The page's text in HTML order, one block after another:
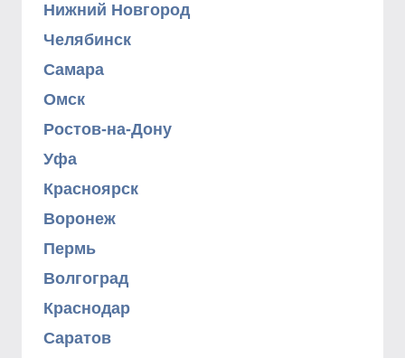
Нижний Новгород
Челябинск
Самара
Омск
Ростов-на-Дону
Уфа
Красноярск
Воронеж
Пермь
Волгоград
Краснодар
Саратов